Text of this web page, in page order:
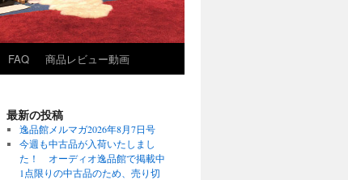
FAQ 商品レビュー動画
最新の投稿
逸品館メルマガ2026年8月7日号
今週も中古品が入荷いたしまし
た！ オーディオ逸品館で掲載中
1点限りの中古品のため、売り切